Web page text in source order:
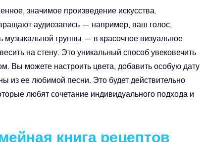
значимое произведение искусства.
аудиозапись — например, ваш голос,
группы — в красочное визуальное
на стену. Это уникальный способ увековечить
Вы можете настроить цвета, добавить особую дату
из ее любимой песни. Это будет действительно
любят сочетание индивидуального подхода и
книга рецептов